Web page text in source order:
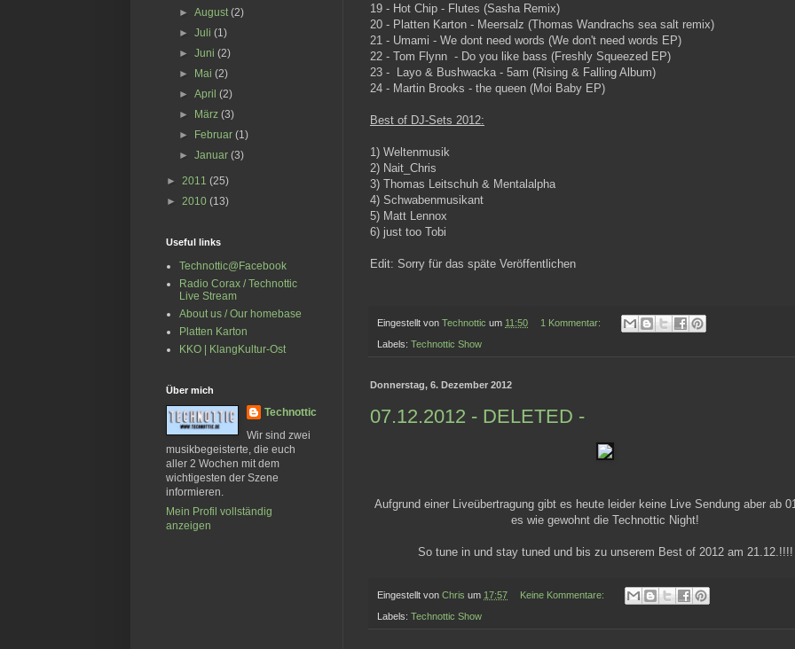
19 - Hot Chip - Flutes (Sasha Remix)
20 - Platten Karton - Meersalz (Thomas Wandrachs sea salt remix)
21 - Umami - We dont need words (We don't need words EP)
22 - Tom Flynn - Do you like bass (Freshly Squeezed EP)
23 - Layo & Bushwacka - 5am (Rising & Falling Album)
24 - Martin Brooks - the queen (Moi Baby EP)
Best of DJ-Sets 2012:
1) Weltenmusik
2) Nait_Chris
3) Thomas Leitschuh & Mentalalpha
4) Schwabenmusikant
5) Matt Lennox
6) just too Tobi
Edit: Sorry für das späte Veröffentlichen
Eingestellt von Technottic um 11:50 1 Kommentar:
Labels: Technottic Show
Donnerstag, 6. Dezember 2012
07.12.2012 - DELETED -
Aufgrund einer Liveübertragung gibt es heute leider keine Live Sendung aber ab
es wie gewohnt die Technottic Night!
So tune in und stay tuned und bis zu unserem Best of 2012 am 21.12.!!!!
Eingestellt von Chris um 17:57 Keine Kommentare:
Labels: Technottic Show
►August(2)
►Juli(1)
►Juni(2)
►
Mai(2)
►April(2)
►
März(3)
►
Februar(1)
►Januar(3)
► 2011 (25)
► 2010 (13)
Useful links
Technottic@Facebook
Radio Corax / Technottic
Live Stream
About us / Our homebase
Platten Karton
KKO | KlangKultur-Ost
Über mich
Technottic
Wir sind zwei
musikbegeisterte, die euch
aller 2 Wochen mit dem
wichtigesten der Szene
informieren.
Mein Profil vollständig
anzeigen